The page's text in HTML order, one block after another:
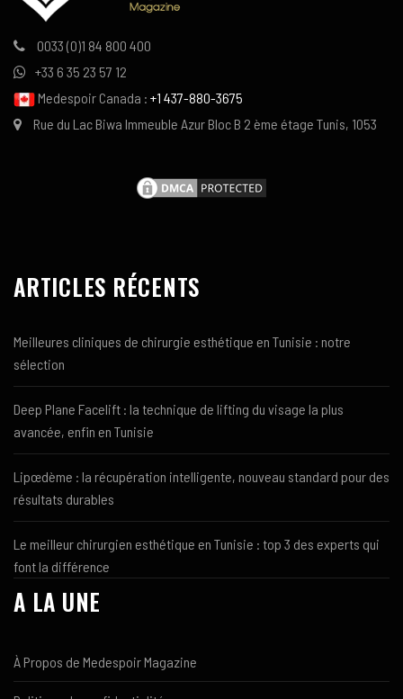
0033 (0)1 84 800 400
+33 6 35 23 57 12
Medespoir Canada : +1 437-880-3675
Rue du Lac Biwa Immeuble Azur Bloc B 2 ème étage Tunis, 1053
ARTICLES RÉCENTS
Meilleures cliniques de chirurgie esthétique en Tunisie : notre
sélection
Deep Plane Facelift : la technique de lifting du visage la plus
avancée, enfin en Tunisie
Lipœdème : la récupération intelligente, nouveau standard pour des
résultats durables
Le meilleur chirurgien esthétique en Tunisie : top 3 des experts qui
font la différence
A LA UNE
À Propos de Medespoir Magazine